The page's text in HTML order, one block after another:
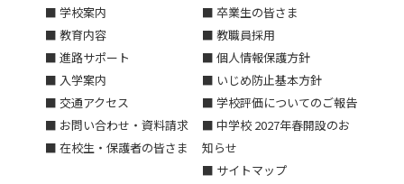
■ 学校案内
■ 教育内容
■ 進路サポート
■ 入学案内
■ 交通アクセス
■ お問い合わせ・資料請求
■ 在校生・保護者の皆さま
■ 卒業生の皆さま
■ 教職員採用
■ 個人情報保護方針
■ いじめ防止基本方針
■ 学校評価についてのご報告
■ 中学校 2027年春開設のお
知らせ
■ サイトマップ